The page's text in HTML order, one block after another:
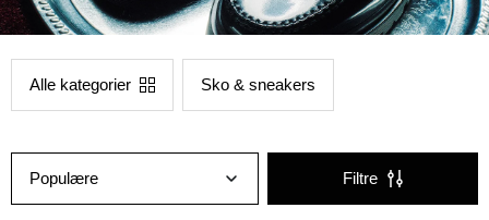
Alle kategorier Sko & sneakers
Populære Filtre